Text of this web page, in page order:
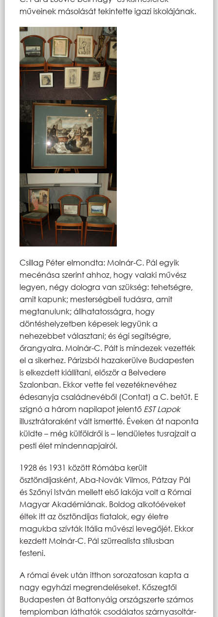
műveinek másolását tekintette igazi iskolájának.
Csillag Péter elmondta: Molnár-C. Pál egyik
mecénása szerint ahhoz, hogy valaki művész
legyen, négy dologra van szükség: tehetségre,
amit kapunk; mesterségbeli tudásra, amit
megtanulunk; állhatatosságra, hogy
döntéshelyzetben képesek legyünk a
nehezebbet választani; és égi segítségre,
őrangyalra. Molnár-C. Pált is mindezek vezették
el a sikerhez. Párizsból hazakerülve Budapesten
is elkezdett kiállítani, először a Belvedere
Szalonban. Ekkor vette fel vezetéknevéhez
édesanyja családnevéből (Contat) a C. betűt. E
szignó a három napilapot jelentő EST Lapok
illusztrátoraként vált ismertté. Éveken át naponta
küldte – még külföldről is – lendületes tusrajzait a
pesti élet mindennapjairól.
1928 és 1931 között Rómába került
ösztöndíjasként, Aba-Novák Vilmos, Pátzay Pál
és Szőnyi István mellett első lakója volt a Római
Magyar Akadémiának. Boldog alkotóéveket
éltek itt az ösztöndíjas fiatalok, egy életre
magukba szívták Itália művészi levegőjét. Ekkor
kezdett Molnár-C. Pál szürrealista stílusban
festeni.
A római évek után itthon sorozatosan kapta a
nagy egyházi megrendeléseket. Kőszegtől
Budapesten át Battonyáig országszerte számos
templomban láthatók csodálatos szárnyasoltár-